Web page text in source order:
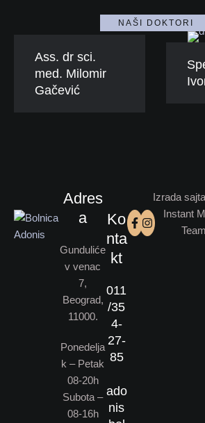
NAŠI DOKTORI
Ass. dr sci.
med. Milomir
Gačević
Adres
a
Gunduliće
v venac
7,
Beograd,
11000.
Ponedelja
k – Petak
08-20h
Subota –
08-16h
Ko
nta
kt
011
/35
4-
27-
85
ado
nis
Izrada
Instant
Team